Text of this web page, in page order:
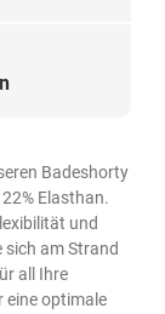
Badeshorty
Elasthan.
und
sich am Strand
all Ihre
eine optimale